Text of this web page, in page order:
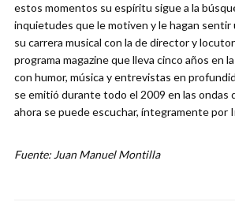
estos momentos su espíritu sigue a la
inquietudes que le motiven y le hagan sentir
su carrera musical con la de director y
programa magazine que lleva cinco años en
con humor, música y entrevistas en
se emitió durante todo el 2009 en las ondas
ahora se puede escuchar, íntegramente por
Fuente: Juan Manuel Montilla